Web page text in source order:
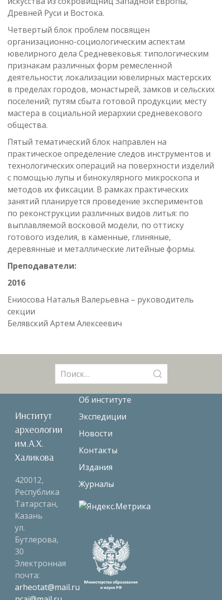
Древней Руси и Востока.
Четвертый блок проблем посвящен
организационно-социологическим аспектам
ювелирного дела Средневековья: типологическим
признакам различных форм ремесленной
деятельности; локализации ювелирных мастерских
в пределах городов, монастырей, замков и сельских
поселений; путям сбыта готовой продукции; месту
мастера в социальной иерархии средневекового
общества.
Пятый тематический блок направлен на
практическое определение следов инструментов и
технологических операций на поверхности изделий
с помощью лупы и бинокулярного микроскопа и
методов их фиксации. В рамках практических
занятий планируется проведение экспериментов
по реконструкции различных видов литья: по
выплавляемой восковой модели, по оттиску
готового изделия, в каменные, глиняные,
деревянные и металлические литейные формы.
Преподаватели:
2016
Ениосова Наталья Валерьевна – руководитель
секции
Белявский Артем Алексеевич
Институт
археологии
им.А.Х.
Халикова
420012,
Республика
Татарстан,
Казань
ул.
Бутлерова,
30
Электронная
почта:
arheotat@mail.ru
Об институте
Экспедиции
Новости
Контакты
Издания
Журналы